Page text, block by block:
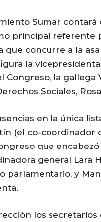
Sumar
principal referente
que concurre a la
la vicepresidenta
Congreso, la gallega
Sociales,
en la única
(el co-coordinador
que encabezó
general Lara
parlamentario, y
los secretarios